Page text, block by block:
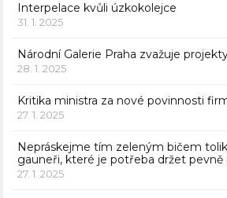
Interpelace kvůli úzkokolejce
31. 1. 2025
Národní Galerie Praha zvažuje
28. 1. 2025
Kritika ministra za nové povinnosti
27. 1. 2025
Nepráskejme tím zeleným bičem
gauneři, které je potřeba držet pevně
27. 1. 2025